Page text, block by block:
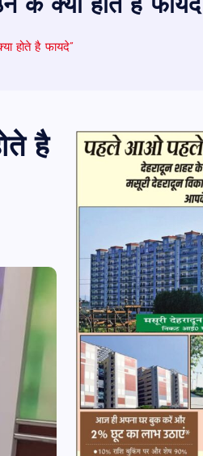
क्या होते है फायदे”
होते है फायदे”
है